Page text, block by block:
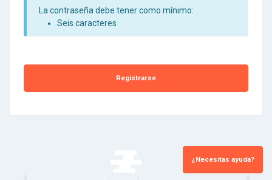
La contraseña debe tener como mínimo:
Seis caracteres
Registrarse
¿Necesitas ayuda?